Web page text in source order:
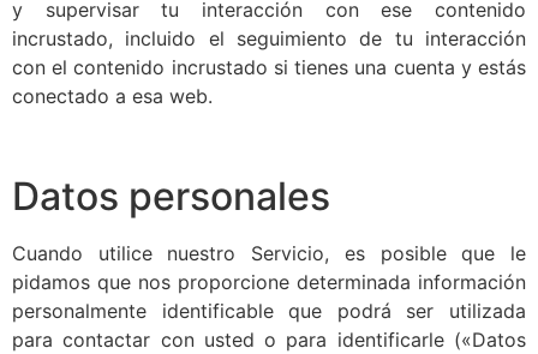
y supervisar tu interacción con ese contenido
incrustado, incluido el seguimiento de tu interacción
con el contenido incrustado si tienes una cuenta y estás
conectado a esa web.
Datos personales
Cuando utilice nuestro Servicio, es posible que le
pidamos que nos proporcione determinada información
personalmente identificable que podrá ser utilizada
para contactar con usted o para identificarle («Datos